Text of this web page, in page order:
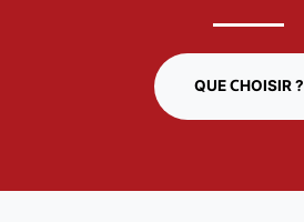
QUE CHOISIR ?